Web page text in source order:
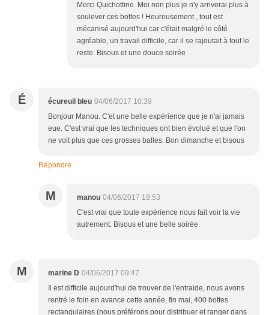
Merci Quichottine. Moi non plus je n'y arriverai plus à
soulever ces bottes ! Heureusement , tout est
mécanisé aujourd'hui car c'était malgré le côté
agréable, un travail difficile, car il se rajoutait à tout le
reste. Bisous et une douce soirée
É écureuil bleu 04/06/2017 10:39
Bonjour Manou. C'et une belle expérience que je n'ai jamais
eue. C'est vrai que les techniques ont bien évolué et que l'on
ne voit plus que ces grosses balles. Bon dimanche et bisous
Répondre
M manou 04/06/2017 18:53
C'est vrai que toute expérience nous fait voir la vie
autrement. Bisous et une belle soirée
M marine D 04/06/2017 09:47
Il est difficile aujourd'hui de trouver de l'entraide, nous avons
rentré le foin en avance cette année, fin mai, 400 bottes
rectangulaires (nous préférons pour distribuer et ranger dans